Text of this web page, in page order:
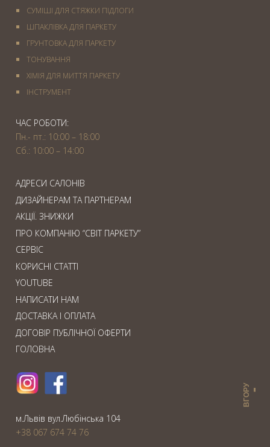
СУМІШІ ДЛЯ СТЯЖКИ ПІДЛОГИ
ШПАКЛІВКА ДЛЯ ПАРКЕТУ
ГРУНТОВКА ДЛЯ ПАРКЕТУ
ТОНУВАННЯ
ХІМІЯ ДЛЯ МИТТЯ ПАРКЕТУ
IНСТРУМЕНТ
ЧАС РОБОТИ:
Пн.- пт.: 10:00 – 18:00
Сб.: 10:00 – 14:00
АДРЕСИ САЛОНІВ
ДИЗАЙНЕРАМ ТА ПАРТНЕРАМ
АКЦІЇ. ЗНИЖКИ
ПРО КОМПАНІЮ “СВІТ ПАРКЕТУ”
СЕРВІС
КОРИСНІ СТАТТІ
YOUTUBE
НАПИСАТИ НАМ
ДОСТАВКА І ОПЛАТА
ДОГОВІР ПУБЛІЧНОЇ ОФЕРТИ
ГОЛОВНА
ВГОРУ
м.Львiв вул.Любiнська 104
+38 067 674 74 76